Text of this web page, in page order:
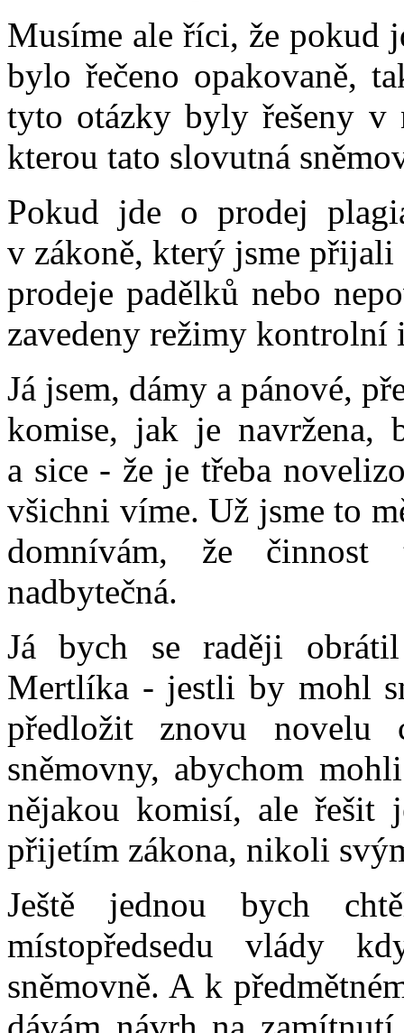
Musíme ale říci, že pokud
bylo řečeno opakovaně,
tyto otázky byly řešeny v
kterou tato slovutná
Pokud jde o prodej
v zákoně, který jsme přijali
prodeje padělků nebo
zavedeny režimy kontrolní
Já jsem, dámy a pánové,
komise, jak je navržena,
a sice - že je třeba
všichni víme. Už jsme to
domnívám, že činnost
nadbytečná.
Já bych se raději
Mertlíka - jestli by mohl
předložit znovu novelu
sněmovny, abychom
nějakou komisí, ale řešit
přijetím zákona, nikoli
Ještě jednou bych
místopředsedu vlády
sněmovně. A k